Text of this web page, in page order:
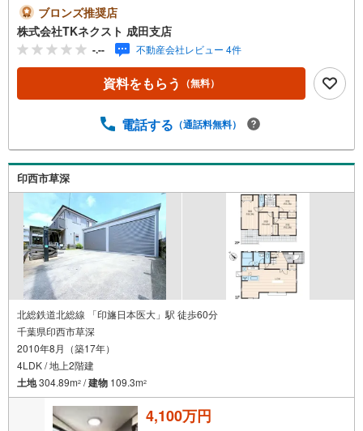
感のある3方角地♪◇全居室6帖以上のゆとりある広さと南
向きの明るい住空間♪◇洗濯用品やタオルの収納に便利な
洗面所収納♪◇家族でゆったり過ごせる広々LDK18帖♪◇休
日にはご家族連れで賑わうショッピングモールでお買い物
も楽しめる♪～周辺環境～印西市立原小学校 徒歩約15分
印西市立西の原中学校 自転車約9分コスモスの丘ひがし野
歩約17分BIGHOPガーデンモール印西 徒歩約17分東の原公
きで収納豊富、リフォーム後のお引渡しで快適に新生活を
始められます♪周辺環境も充実♪ご内見はもちろん、まずは
資料だけ…という方もお気軽にお問い合わせください♪
ブロンズ推奨店
株式会社TKネクスト 成田支店
-.-- 不動産会社レビュー 4件
資料をもらう （無料）
電話する （通話料無料）
印西市草深
北総鉄道北総線 「印旛日本医大」駅 徒歩60分
千葉県印西市草深
2010年8月（築17年）
4LDK / 地上2階建
土地304.89m2 /建物 109.3m2
4,100万円